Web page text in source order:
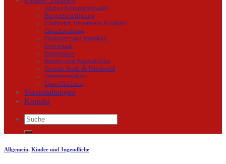
Aktive Kommunalwahl
Bürgerbeteiligung
Ehrenamt, Feuerwehr & Bäder
Gleichstellung
Finanzen und Haushalt
Innenstadt
Integration
Kinder und Jugendliche
Soziale Stadt & Friedwald
Strassenausbau
Umweltschutz
Veranstaltungen
Kontakt
Allgemein, Kinder und Jugendliche